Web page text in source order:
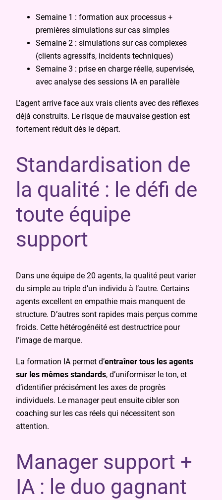
Semaine 1 : formation aux processus +
premières simulations sur cas simples
Semaine 2 : simulations sur cas complexes
(clients agressifs, incidents techniques)
Semaine 3 : prise en charge réelle, supervisée,
avec analyse des sessions IA en parallèle
L’agent arrive face aux vrais clients avec des réflexes
déjà construits. Le risque de mauvaise gestion est
fortement réduit dès le départ.
Standardisation de
la qualité : le défi de
toute équipe
support
Dans une équipe de 20 agents, la qualité peut varier
du simple au triple d’un individu à l’autre. Certains
agents excellent en empathie mais manquent de
structure. D’autres sont rapides mais perçus comme
froids. Cette hétérogénéité est destructrice pour
l’image de marque.
La formation IA permet d’entraîner tous les agents
sur les mêmes standards, d’uniformiser le ton, et
d’identifier précisément les axes de progrès
individuels. Le manager peut ensuite cibler son
coaching sur les cas réels qui nécessitent son
attention.
Manager support +
IA : le duo gagnant